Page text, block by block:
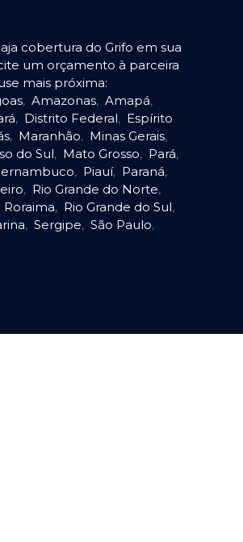
cobertura do Grifo em sua
um orçamento à parceira
mais próxima:
, Amazonas, Amapá,
, Distrito Federal, Espírito
, Maranhão, Minas Gerais,
do Sul, Mato Grosso, Pará,
, Piauí, Paraná,
, Rio Grande do Norte,
Roraima, Rio Grande do Sul,
, Sergipe, São Paulo,